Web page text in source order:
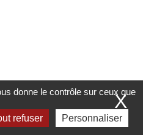
X
donne le contrôle sur ceux que
refuser Personnaliser